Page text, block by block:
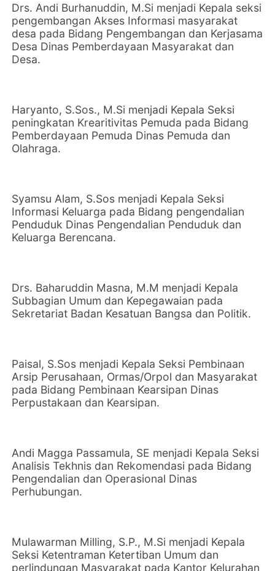
Drs. Andi Burhanuddin, M.Si menjadi Kepala seksi
pengembangan Akses Informasi masyarakat
desa pada Bidang Pengembangan dan Kerjasama
Desa Dinas Pemberdayaan Masyarakat dan
Desa.
Haryanto, S.Sos., M.Si menjadi Kepala Seksi
peningkatan Krearitivitas Pemuda pada Bidang
Pemberdayaan Pemuda Dinas Pemuda dan
Olahraga.
Syamsu Alam, S.Sos menjadi Kepala Seksi
Informasi Keluarga pada Bidang pengendalian
Penduduk Dinas Pengendalian Penduduk dan
Keluarga Berencana.
Drs. Baharuddin Masna, M.M menjadi Kepala
Subbagian Umum dan Kepegawaian pada
Sekretariat Badan Kesatuan Bangsa dan Politik.
Paisal, S.Sos menjadi Kepala Seksi Pembinaan
Arsip Perusahaan, Ormas/Orpol dan Masyarakat
pada Bidang Pembinaan Kearsipan Dinas
Perpustakaan dan Kearsipan.
Andi Magga Passamula, SE menjadi Kepala Seksi
Analisis Tekhnis dan Rekomendasi pada Bidang
Pengendalian dan Operasional Dinas
Perhubungan.
Mulawarman Milling, S.P., M.Si menjadi Kepala
Seksi Ketentraman Ketertiban Umum dan
perlindungan Masyarakat pada Kantor Kelurahan